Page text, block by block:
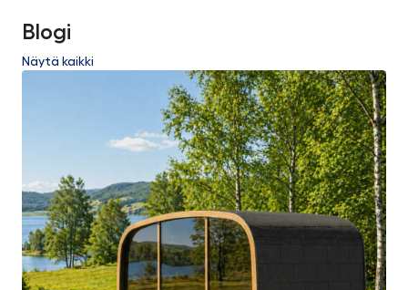
Blogi
Näytä kaikki